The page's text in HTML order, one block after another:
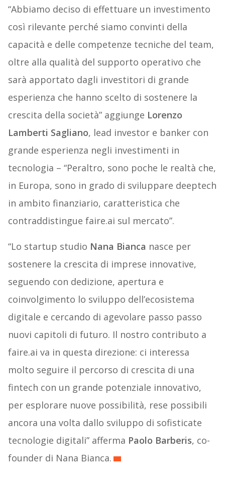
“Abbiamo deciso di effettuare un investimento
così rilevante perché siamo convinti della
capacità e delle competenze tecniche del team,
oltre alla qualità del supporto operativo che
sarà apportato dagli investitori di grande
esperienza che hanno scelto di sostenere la
crescita della società” aggiunge Lorenzo
Lamberti Sagliano, lead investor e banker con
grande esperienza negli investimenti in
tecnologia – “Peraltro, sono poche le realtà che,
in Europa, sono in grado di sviluppare deeptech
in ambito finanziario, caratteristica che
contraddistingue faire.ai sul mercato”.
“Lo startup studio Nana Bianca nasce per
sostenere la crescita di imprese innovative,
seguendo con dedizione, apertura e
coinvolgimento lo sviluppo dell’ecosistema
digitale e cercando di agevolare passo passo
nuovi capitoli di futuro. Il nostro contributo a
faire.ai va in questa direzione: ci interessa
molto seguire il percorso di crescita di una
fintech con un grande potenziale innovativo,
per esplorare nuove possibilità, rese possibili
ancora una volta dallo sviluppo di sofisticate
tecnologie digitali” afferma Paolo Barberis, co-
founder di Nana Bianca.